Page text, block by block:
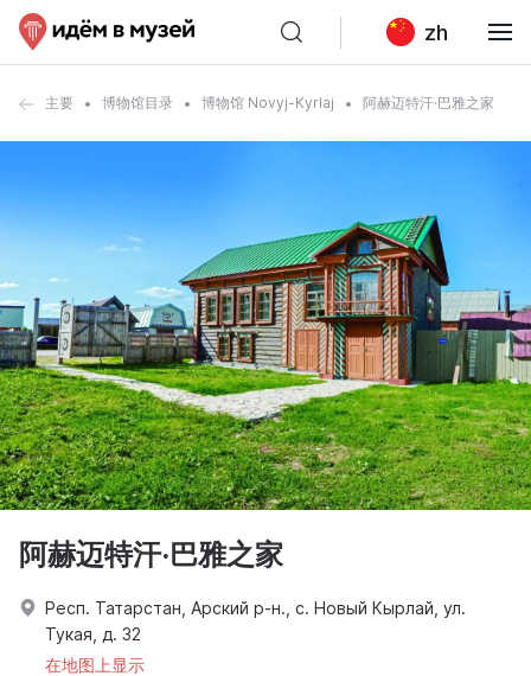
zh
主要 博物馆目录 博物馆 Novyj-Kyrlaj 阿赫迈特汗·巴雅之家
阿赫迈特汗·巴雅之家
Респ. Татарстан, Арский р-н., с. Новый Кырлай, ул.
Тукая, д. 32
在地图上显示